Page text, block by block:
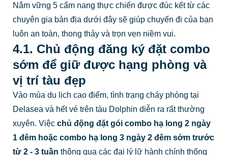
Nắm vững 5 cẩm nang thực chiến được đúc kết từ các
chuyên gia bản địa dưới đây sẽ giúp chuyến đi của bạn
luôn an toàn, thong thảy và trọn vẹn niềm vui.
4.1. Chủ động đăng ký đặt combo
sớm để giữ được hạng phòng và
vị trí tàu đẹp
Vào mùa du lịch cao điểm, tình trạng cháy phòng tại
Delasea và hết vé trên tàu Dolphin diễn ra rất thường
xuyên. Việcchủ động đặt gói combo hạ long 2 ngày
1 đêmhoặc combo hạ long 3 ngày 2 đêmsớm trước
từ 2 - 3 tuần thông qua các đại lý lữ hành chính thống